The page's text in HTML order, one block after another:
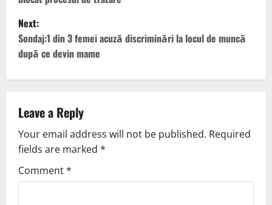
Next:
Sondaj:1 din 3 femei acuză discriminări la locul de muncă
după ce devin mame
Leave a Reply
Your email address will not be published. Required
fields are marked *
Comment*